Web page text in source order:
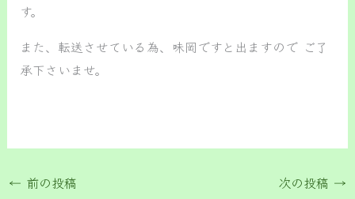
す。
また、転送させている為、味岡ですと出ますので ご了
承下さいませ。
← 前の投稿 次の投稿 →